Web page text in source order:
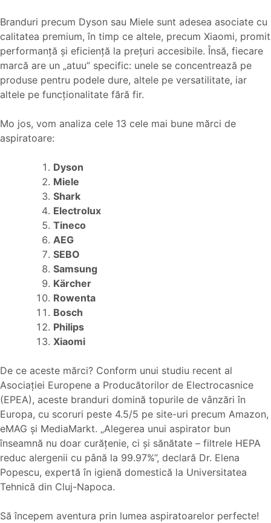
Branduri precum Dyson sau Miele sunt adesea asociate cu
calitatea premium, în timp ce altele, precum Xiaomi, promit
performanță și eficiență la prețuri accesibile. Însă, fiecare
marcă are un „atuu” specific: unele se concentrează pe
produse pentru podele dure, altele pe versatilitate, iar
altele pe funcționalitate fără fir.
Mo jos, vom analiza cele 13 cele mai bune mărci de
aspiratoare:
Dyson
Miele
Shark
Electrolux
Tineco
AEG
SEBO
Samsung
Kärcher
Rowenta
Bosch
Philips
Xiaomi
De ce aceste mărci? Conform unui studiu recent al
Asociației Europene a Producătorilor de Electrocasnice
(EPEA), aceste branduri domină topurile de vânzări în
Europa, cu scoruri peste 4.5/5 pe site-uri precum Amazon,
eMAG și MediaMarkt. „Alegerea unui aspirator bun
înseamnă nu doar curățenie, ci și sănătate – filtrele HEPA
reduc alergenii cu până la 99.97%”, declară Dr. Elena
Popescu, expertă în igienă domestică la Universitatea
Tehnică din Cluj-Napoca.
Să începem aventura prin lumea aspiratoarelor perfecte!